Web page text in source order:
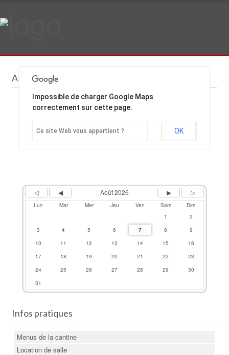
Affiches
Year Month Year
Month
Août 2026
Lun Mar Mer Jeu Ven Sam
Dim
1
2
3
4 5 6 7 8
9
10
11 12 13 14 15
16
17
18 19 20 21 22
23
24
25 26 27 28 29
30
31
Infos pratiques
Menus de la cantine
Location de salle
Impossible de charger Google Maps
correctement sur cette page.
Ce site Web vous appartient ? OK